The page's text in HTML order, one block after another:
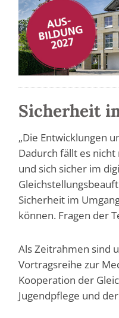
Sicherheit
„Die Entwicklungen
Dadurch fällt es
und sich sicher im
Sicherheit im
können. Fragen der
Als Zeitrahmen sind
Vortragsreihe zur
Kooperation der
Jugendpflege und